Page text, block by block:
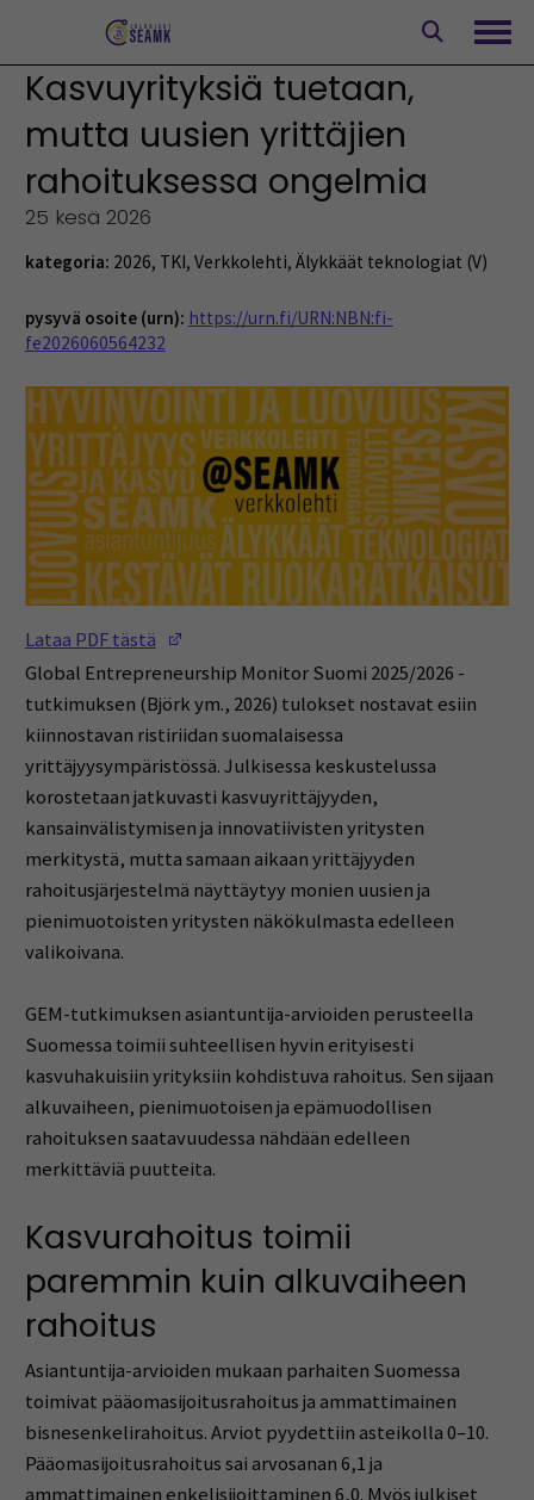
Kasvuyrityksiä tuetaan,
mutta uusien yrittäjien
rahoituksessa ongelmia
25 kesä 2026
kategoria: 2026, TKI, Verkkolehti, Älykkäät teknologiat (V)
pysyvä osoite (urn): https://urn.fi/URN:NBN:fi-
fe2026060564232
Lataa PDF tästä
Global Entrepreneurship Monitor Suomi 2025/2026 -
tutkimuksen (Björk ym., 2026) tulokset nostavat esiin
kiinnostavan ristiriidan suomalaisessa
yrittäjyysympäristössä. Julkisessa keskustelussa
korostetaan jatkuvasti kasvuyrittäjyyden,
kansainvälistymisen ja innovatiivisten yritysten
merkitystä, mutta samaan aikaan yrittäjyyden
rahoitusjärjestelmä näyttäytyy monien uusien ja
pienimuotoisten yritysten näkökulmasta edelleen
valikoivana.
GEM-tutkimuksen asiantuntija-arvioiden perusteella
Suomessa toimii suhteellisen hyvin erityisesti
kasvuhakuisiin yrityksiin kohdistuva rahoitus. Sen sijaan
alkuvaiheen, pienimuotoisen ja epämuodollisen
rahoituksen saatavuudessa nähdään edelleen
merkittäviä puutteita.
Kasvurahoitus toimii
paremmin kuin alkuvaiheen
rahoitus
Asiantuntija-arvioiden mukaan parhaiten Suomessa
toimivat pääomasijoitusrahoitus ja ammattimainen
bisnesenkelirahoitus. Arviot pyydettiin asteikolla 0–10.
Pääomasijoitusrahoitus sai arvosanan 6,1 ja
ammattimainen enkelisijoittaminen 6,0. Myös julkiset